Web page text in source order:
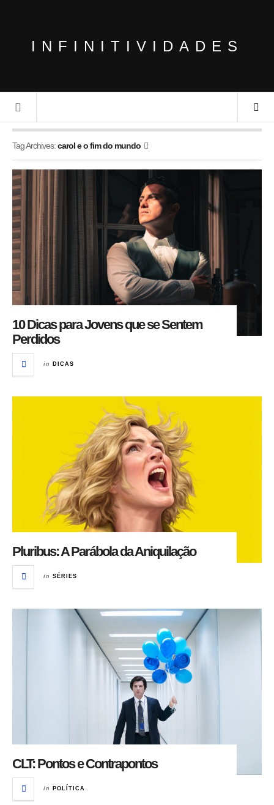
INFINITIVIDADES
Tag Archives:carol e o fim do mundo
10 Dicas para Jovens que se Sentem
Perdidos
in DICAS
Pluribus: A Parábola da Aniquilação
in SÉRIES
CLT: Pontos e Contrapontos
in POLÍTICA